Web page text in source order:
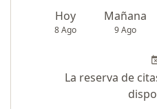
Hoy
8 Ago
Mañana
9 Ago
La reserva de